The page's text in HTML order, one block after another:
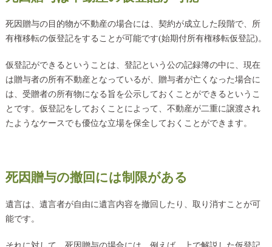
死因贈与の目的物が不動産の場合には、契約が成立した段階で、所
有権移転の仮登記をすることが可能です(始期付所有権移転仮登記)。
仮登記ができるということは、登記という公の記録簿の中に、現在
は贈与者の所有不動産となっているが、贈与者が亡くなった場合に
は、受贈者の所有物になる旨を公示しておくことができるというこ
とです。仮登記をしておくことによって、不動産が二重に譲渡され
たようなケースでも優位な立場を保全しておくことができます。
死因贈与の撤回には制限がある
遺言は、遺言者が自由に遺言内容を撤回したり、取り消すことが可
能です。